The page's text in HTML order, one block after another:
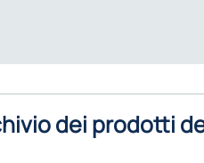
dei prodotti